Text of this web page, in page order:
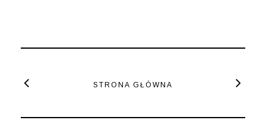
STRONA GŁÓWNA